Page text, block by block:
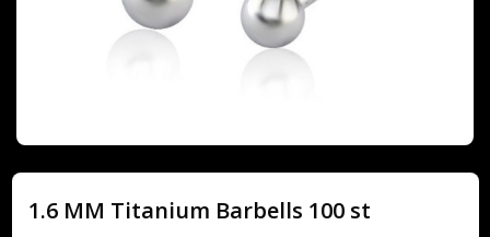
1.6 MM Titanium Barbells 100 st